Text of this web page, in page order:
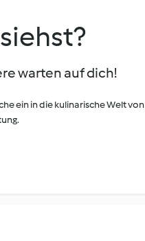
warten auf dich!
ein in die kulinarische Welt von